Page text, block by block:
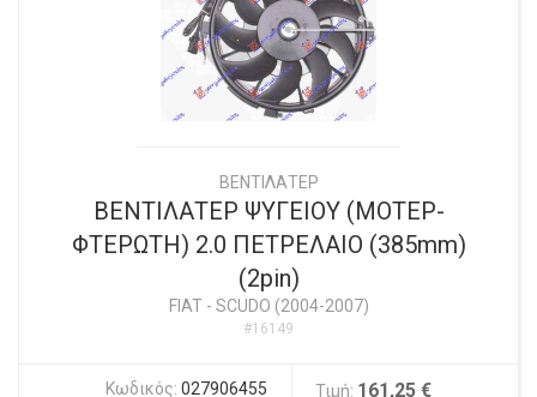
ΒΕΝΤΙΛΑΤΕΡ
ΒΕΝΤΙΛΑΤΕΡ ΨΥΓΕΙΟΥ (ΜΟΤΕΡ-
ΦΤΕΡΩΤΗ) 2.0 ΠΕΤΡΕΛΑΙΟ (385mm)
(2pin)
FIAT- SCUDO (2004-2007)
#16149
Κωδικός: 027906455 Τιμή: 161,25 €